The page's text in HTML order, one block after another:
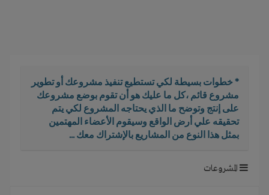
n
* خطوات بسيطة لكي تستطيع تنفيذ مشروعك أو تطوير
مشروع قائم ،كل ما عليك هو أن تقوم بوضع مشروعك
على إنتج وتوضح ما الذي يحتاجه المشروع لكي يتم
تحقيقه علي أرض الواقع وسيقوم الأعضاء المهتمين
بمثل هذا النوع من المشاريع بالإشتراك معك ...
المشروعات